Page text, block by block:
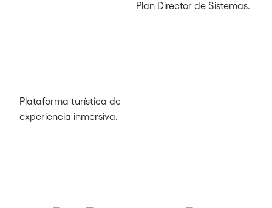
Plataforma turística de
experiencia inmersiva.
Plan Director de Sistemas.